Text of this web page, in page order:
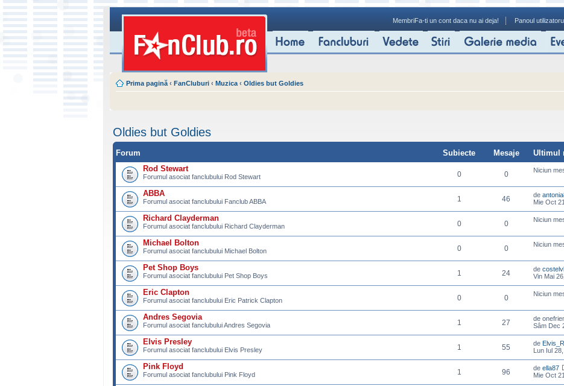
MembriFa-ti un cont daca nu ai deja! Panoul
Prima pagină ‹ FanCluburi ‹ Muzica ‹ Oldies but Goldies
Oldies but Goldies
Forum Subiecte Mesaje
Ultimul
Rod Stewart
Forumul asociat fanclubului Rod Stewart 0 0 Niciun
ABBA
Forumul asociat fanclubului Fanclub ABBA 1 46 de
Mie Oct
Richard Clayderman
Forumul asociat fanclubului Richard Clayderman 0 0 Niciun
Michael Bolton
Forumul asociat fanclubului Michael Bolton 0 0 Niciun
Pet Shop Boys
Forumul asociat fanclubului Pet Shop Boys 1 24 de
Vin Mai
Eric Clapton
Forumul asociat fanclubului Eric Patrick Clapton 0 0 Niciun
Andres Segovia
Forumul asociat fanclubului Andres Segovia 1 27
de
Sâm Dec
Elvis Presley
Forumul asociat fanclubului Elvis Presley 1 55 de
Lun Iul
Pink Floyd
Forumul asociat fanclubului Pink Floyd 1 96 de ella87
Mie Oct